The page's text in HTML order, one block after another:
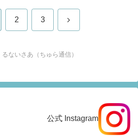
2 3 次
るないさあ（ちゅら通信）
公式 Instagram